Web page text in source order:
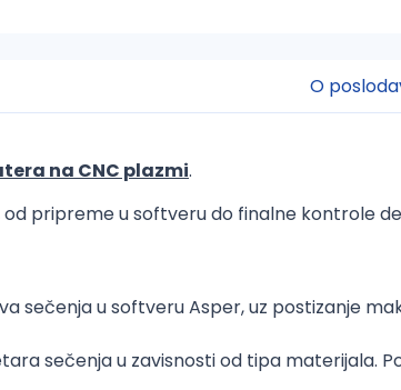
O
na CNC plazmi.
pripreme u softveru do finalne kontrole
sečenja u softveru Asper, uz postizanje
sečenja u zavisnosti od tipa materijala.